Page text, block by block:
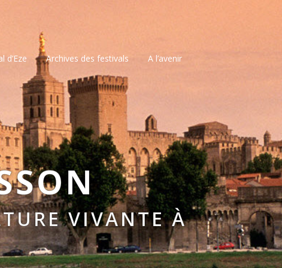
d’Eze Archives des festivals A l’avenir
VIVANTE À